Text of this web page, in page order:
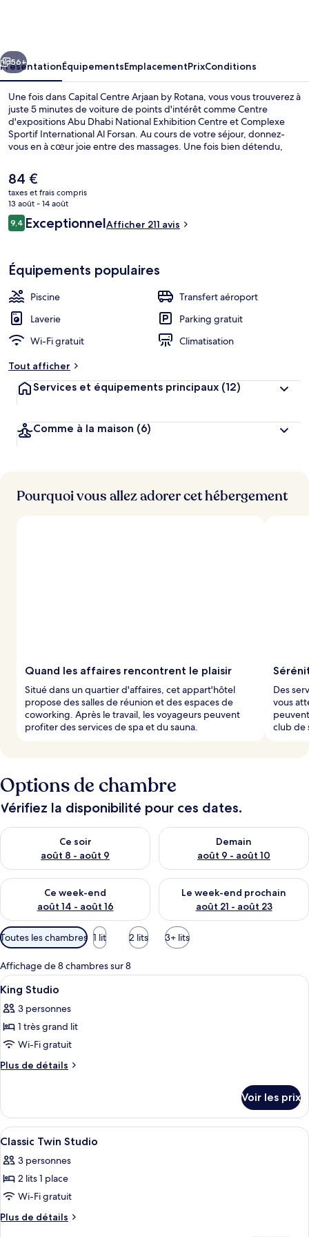
Rotana
Suivant
56+
PrésentationÉquipementsEmplacementPrixConditions
Une fois dans Capital Centre Arjaan by Rotana, vous vous trouverez à
juste 5 minutes de voiture de points d'intérêt comme Centre
d'expositions Abu Dhabi National Exhibition Centre et Complexe
Sportif International Al Forsan. Au cours de votre séjour, donnez-
vous en à cœur joie entre des massages. Une fois bien détendu,
café. Sur place, vous profiterez d'une piscine extérieure et d'un
centre de remise en forme, parfaits pour des moments de détente.
Les appartements vous réservent par ailleurs d'agréables petits plus
comme une couette en duvet d'oie et des peignoirs.
Le
prix
actuel
est
de
84 €
taxes et frais compris
13 août - 14 août
Avis
voyageurs
9,49,4 sur 10
ExceptionnelAfficher 211 avis
Équipements populaires
Piscine
Transfert aéroport
Laverie
Parking gratuit
Wi-Fi gratuit
Climatisation
Tout afficher
Services et équipements principaux (12)
Comme à la maison (6)
Pourquoi vous allez adorer cet hébergement
Quand les affaires rencontrent le plaisir
Situé dans un quartier d'affaires, cet appart'hôtel
propose des salles de réunion et des espaces de
coworking. Après le travail, les voyageurs peuvent
profiter des services de spa et du sauna.
Des
vous
club de
Options de chambre
Vérifiez la disponibilité pour ces dates.
Ce soir
août 8 - août 9
Vérifier la disponibilité pour ce soir août 8 - août 9
Demain
août 9 - août 10
Vérifier la disponibilité pour
Ce week-end
août 14 - août 16
Vérifier la disponibilité pour ce week-end août 14 - août 16
Le week-end prochain
août 21 - août 23
Vérifier la disponibilité pour
Filtres
disponibles
pour
les
chambres
Toutes les chambres 1 lit 2 lits 3+ lits
Affichage de 8 chambres sur 8
Afficher
toutes
les
photos
pour
ce
chambre :
King
Studio
Une chambre d’hôtel moderne,
3
King Studio
3 personnes
1 très grand lit
Wi-Fi gratuit
Plus de détails
Plus
le
type
de
King
Studio
Voir les prix
Afficher
toutes
les
photos
pour
ce
Couette en duvet d'oie, minibar,
3
Classic Twin Studio
3 personnes
2 lits 1 place
Wi-Fi gratuit
Plus de détails
Plus